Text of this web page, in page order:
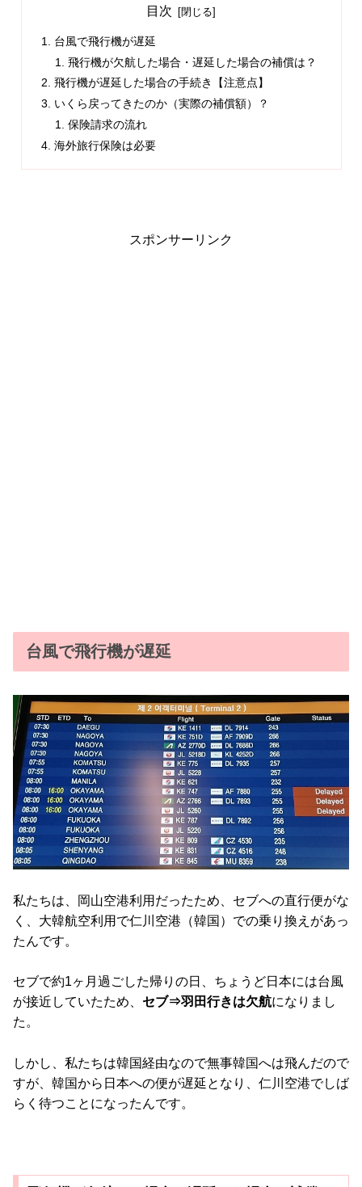
目次
台風で飛行機が遅延
飛行機が欠航した場合・遅延した場合の補償は？
飛行機が遅延した場合の手続き【注意点】
いくら戻ってきたのか（実際の補償額）？
保険請求の流れ
海外旅行保険は必要
スポンサーリンク
台風で飛行機が遅延
私たちは、岡山空港利用だったため、セブへの直行便がな
く、大韓航空利用で仁川空港（韓国）での乗り換えがあっ
たんです。
セブで約1ヶ月過ごした帰りの日、ちょうど日本には台風
が接近していたため、 セブ⇒羽田行きは欠航になりまし
た。
しかし、私たちは韓国経由なので無事韓国へは飛んだので
すが、韓国から日本への便が遅延となり、仁川空港でしば
らく待つことになったんです。